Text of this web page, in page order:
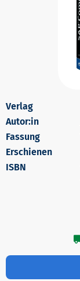
Autor:in
Erschienen